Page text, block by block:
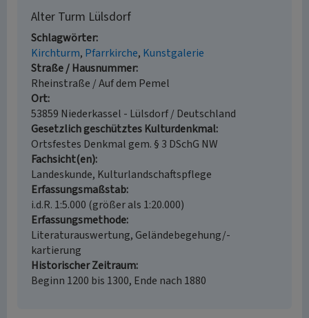
Alter Turm Lülsdorf
Schlagwörter
Kirchturm Pfarrkirche Kunstgalerie
Straße / Hausnummer
Rheinstraße / Auf dem Pemel
Ort
53859 Niederkassel - Lülsdorf / Deutschland
Gesetzlich geschütztes Kulturdenkmal
Ortsfestes Denkmal gem. § 3 DSchG NW
Fachsicht(en)
Landeskunde, Kulturlandschaftspflege
Erfassungsmaßstab
i.d.R. 1:5.000 (größer als 1:20.000)
Erfassungsmethode
Literaturauswertung, Geländebegehung/-
kartierung
Historischer Zeitraum
Beginn 1200 bis 1300, Ende nach 1880